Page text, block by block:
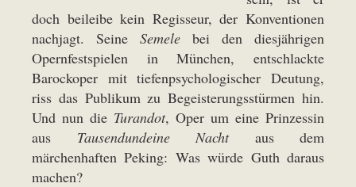
doch beileibe kein Regisseur, der Konventionen
nachjagt. Seine Semele bei den diesjährigen
Opernfestspielen in München, entschlackte
Barockoper mit tiefenpsychologischer Deutung,
riss das Publikum zu Begeisterungsstürmen hin.
Und nun die Turandot, Oper um eine Prinzessin
aus Tausendundeine Nachtaus dem
märchenhaften Peking: Was würde Guth daraus
machen?